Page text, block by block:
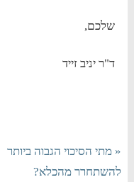
שלכם,
ד"ר יניב זייד
« מתי הסיכוי הגבוה ביותר
להשתחרר מהכלא?